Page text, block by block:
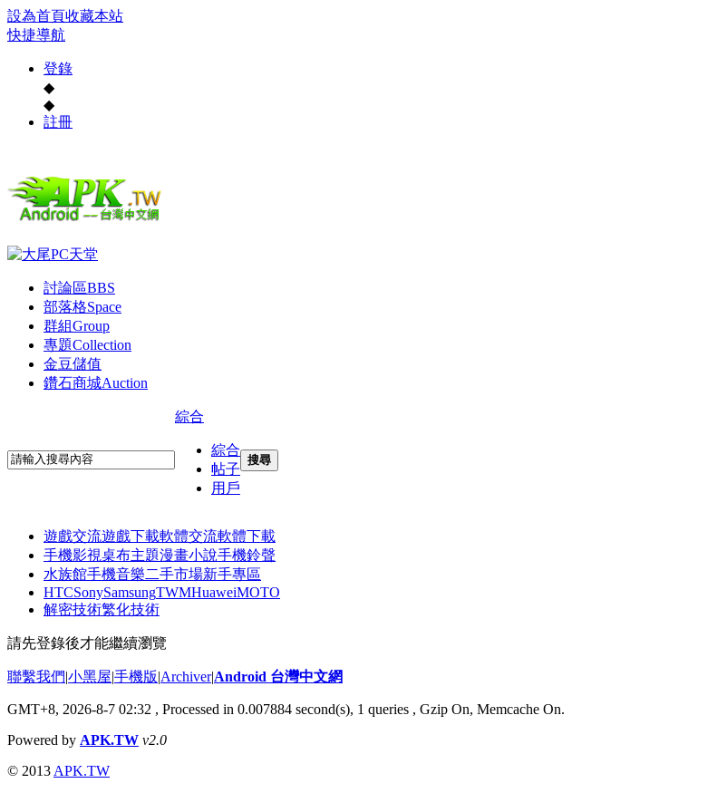
設為首頁收藏本站
快捷導航
登錄
◆
◆
註冊
討論區BBS
部落格Space
群組Group
專題Collection
金豆儲值
鑽石商城Auction
綜合
綜合
帖子
用戶
搜尋
遊戲交流遊戲下載軟體交流軟體下載
手機影視桌布主題漫畫小說手機鈴聲
水族館手機音樂二手市場新手專區
HTCSonySamsungTWMHuaweiMOTO
解密技術繁化技術
請先登錄後才能繼續瀏覽
聯繫我們|小黑屋|手機版|Archiver|Android 台灣中文網
GMT+8, 2026-8-7 02:32 , Processed in 0.007884 second(s), 1 queries , Gzip On, Memcache On.
Powered by APK.TW v2.0
© 2013 APK.TW